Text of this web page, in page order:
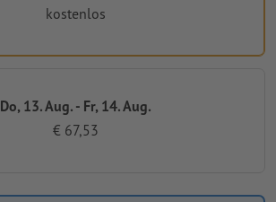
kostenlos
Do, 13. Aug. - Fr, 14. Aug.
€ 67,53